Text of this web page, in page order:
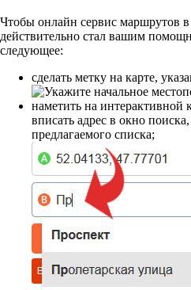
Чтобы онлайн сервис маршрутов
действительно стал вашим
следующее:
сделать метку на карте,
наметить на интерактивной
вписать адрес в окно
предлагаемого списка;